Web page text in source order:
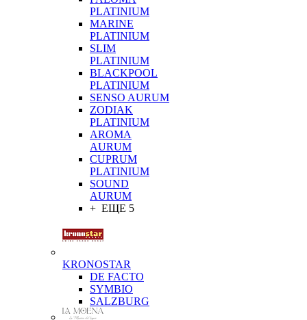
PLATINIUM
MARINE
PLATINIUM
SLIM
PLATINIUM
BLACKPOOL
PLATINIUM
SENSO AURUM
ZODIAK
PLATINIUM
AROMA
AURUM
CUPRUM
PLATINIUM
SOUND
AURUM
+ ЕЩЕ 5
KRONOSTAR
DE FACTO
SYMBIO
SALZBURG